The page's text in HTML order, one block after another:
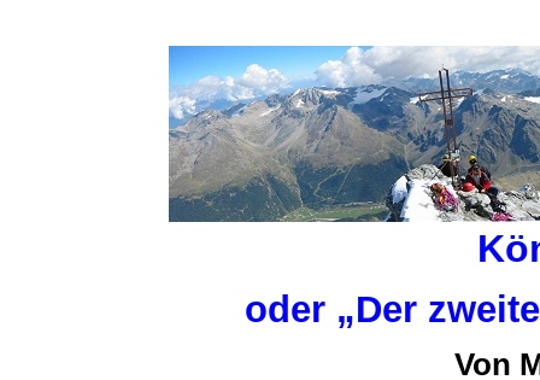
oder „Der
Von